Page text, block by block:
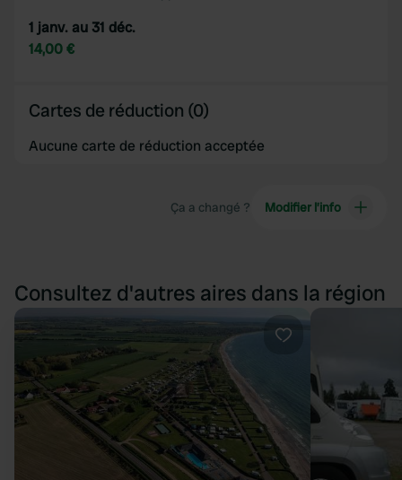
1 janv. au 31 déc.
14,00 €
Cartes de réduction (0)
Aucune carte de réduction acceptée
Ça a changé ? Modifier l’info
Consultez d'autres aires dans la région